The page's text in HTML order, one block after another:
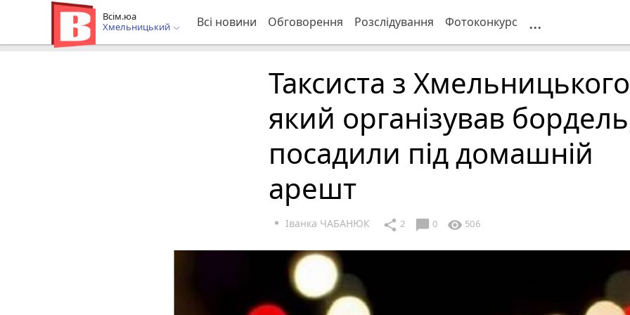
Всім.юа
Хмельницький
Всі новини Обговорення Розслідування Фотоконкурс ...
Таксиста з
який організував
посадили під домашній
арешт
Іванка ЧАБАНЮК share 2 chat_bubble 0 visibility 506